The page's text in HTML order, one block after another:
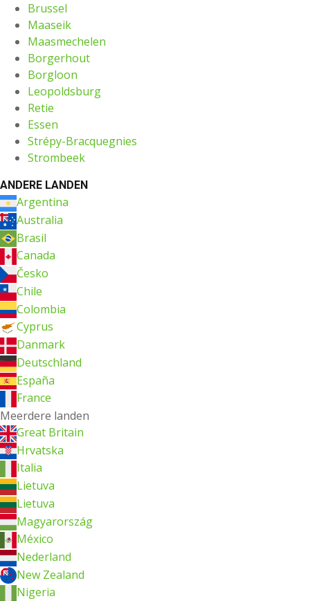
Brussel
Maaseik
Maasmechelen
Borgerhout
Borgloon
Leopoldsburg
Retie
Essen
Strépy-Bracquegnies
Strombeek
ANDERE LANDEN
Argentina
Australia
Brasil
Canada
Česko
Chile
Colombia
Cyprus
Danmark
Deutschland
España
France
Meerdere landen
Great Britain
Hrvatska
Italia
Lietuva
Lietuva
Magyarország
México
Nederland
New Zealand
Nigeria